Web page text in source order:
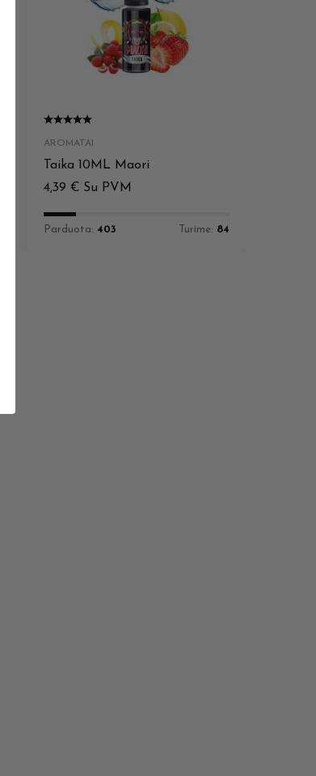
AROMATAI
Taika 10ML Maori
4,39 € Su PVM
Parduota: 403 Turime: 84